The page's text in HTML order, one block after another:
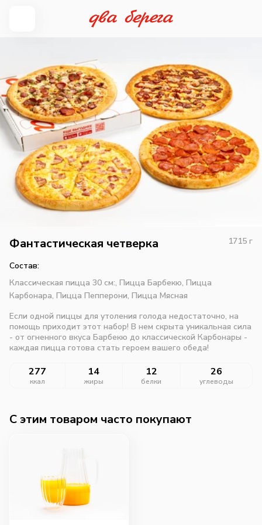
Фантастическая четверка 1715 г
Состав:
Классическая пицца 30 см:, Пицца Барбекю, Пицца
Карбонара, Пицца Пепперони, Пицца Мясная
Если одной пиццы для утоления голода недостаточно, на
помощь приходит этот набор! В нем скрыта уникальная сила
- от огненного вкуса Барбекю до классической Карбонары -
каждая пицца готова стать героем вашего обеда!
277
ккал
14
жиры
12
белки
26
углеводы
C этим товаром часто покупают